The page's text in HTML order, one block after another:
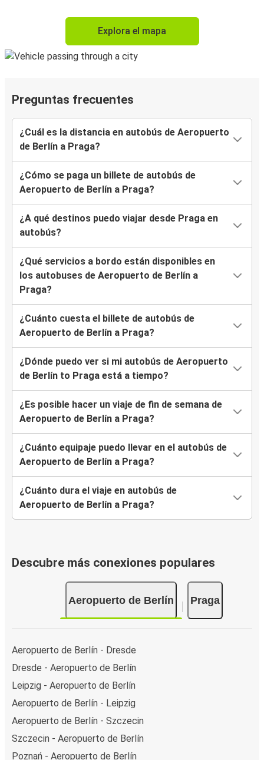
Explora el mapa
Preguntas frecuentes
¿Cuál es la distancia en autobús de Aeropuerto
de Berlín a Praga?
¿Cómo se paga un billete de autobús de
Aeropuerto de Berlín a Praga?
¿A qué destinos puedo viajar desde Praga en
autobús?
¿Qué servicios a bordo están disponibles en
los autobuses de Aeropuerto de Berlín a
Praga?
¿Cuánto cuesta el billete de autobús de
Aeropuerto de Berlín a Praga?
¿Dónde puedo ver si mi autobús de Aeropuerto
de Berlín to Praga está a tiempo?
¿Es posible hacer un viaje de fin de semana de
Aeropuerto de Berlín a Praga?
¿Cuánto equipaje puedo llevar en el autobús de
Aeropuerto de Berlín a Praga?
¿Cuánto dura el viaje en autobús de
Aeropuerto de Berlín a Praga?
Descubre más conexiones populares
Aeropuerto de Berlín Praga
Aeropuerto de Berlín - Dresde
Dresde - Aeropuerto de Berlín
Leipzig - Aeropuerto de Berlín
Aeropuerto de Berlín - Leipzig
Aeropuerto de Berlín - Szczecin
Szczecin - Aeropuerto de Berlín
Poznań - Aeropuerto de Berlín